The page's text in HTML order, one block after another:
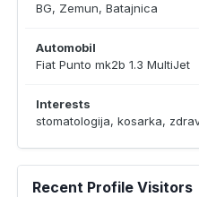
BG, Zemun, Batajnica
Automobil
Fiat Punto mk2b 1.3 MultiJet
Interests
stomatologija, kosarka,
Recent Profile Visitors